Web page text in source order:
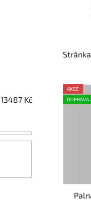
13487 Kč
Stránka
V
ý
AKCE
DOPRAVA